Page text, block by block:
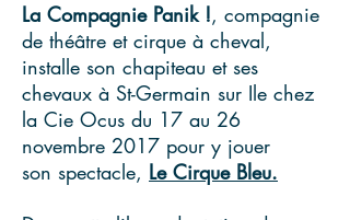
La Compagnie Panik !, compagnie
de théâtre et cirque à cheval,
installe son chapiteau et ses
chevaux à St-Germain sur Ile chez
la Cie Ocus du 17 au 26
novembre 2017 pour y jouer
son spectacle, Le Cirque Bleu.